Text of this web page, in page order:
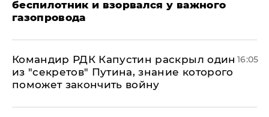
беспилотник и взорвался у важного
газопровода
Командир РДК Капустин раскрыл один
из "секретов" Путина, знание которого
поможет закончить войну
16:05